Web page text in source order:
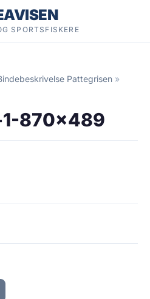
SPORTSFISKERE
Pattegrisen »
870×489